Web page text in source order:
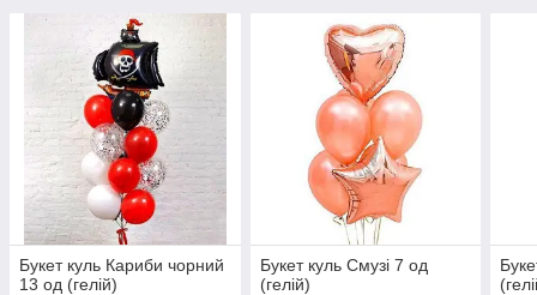
Букет куль Кариби чорний
13 од (гелій)
Букет куль Смузі 7 од
(гелій)